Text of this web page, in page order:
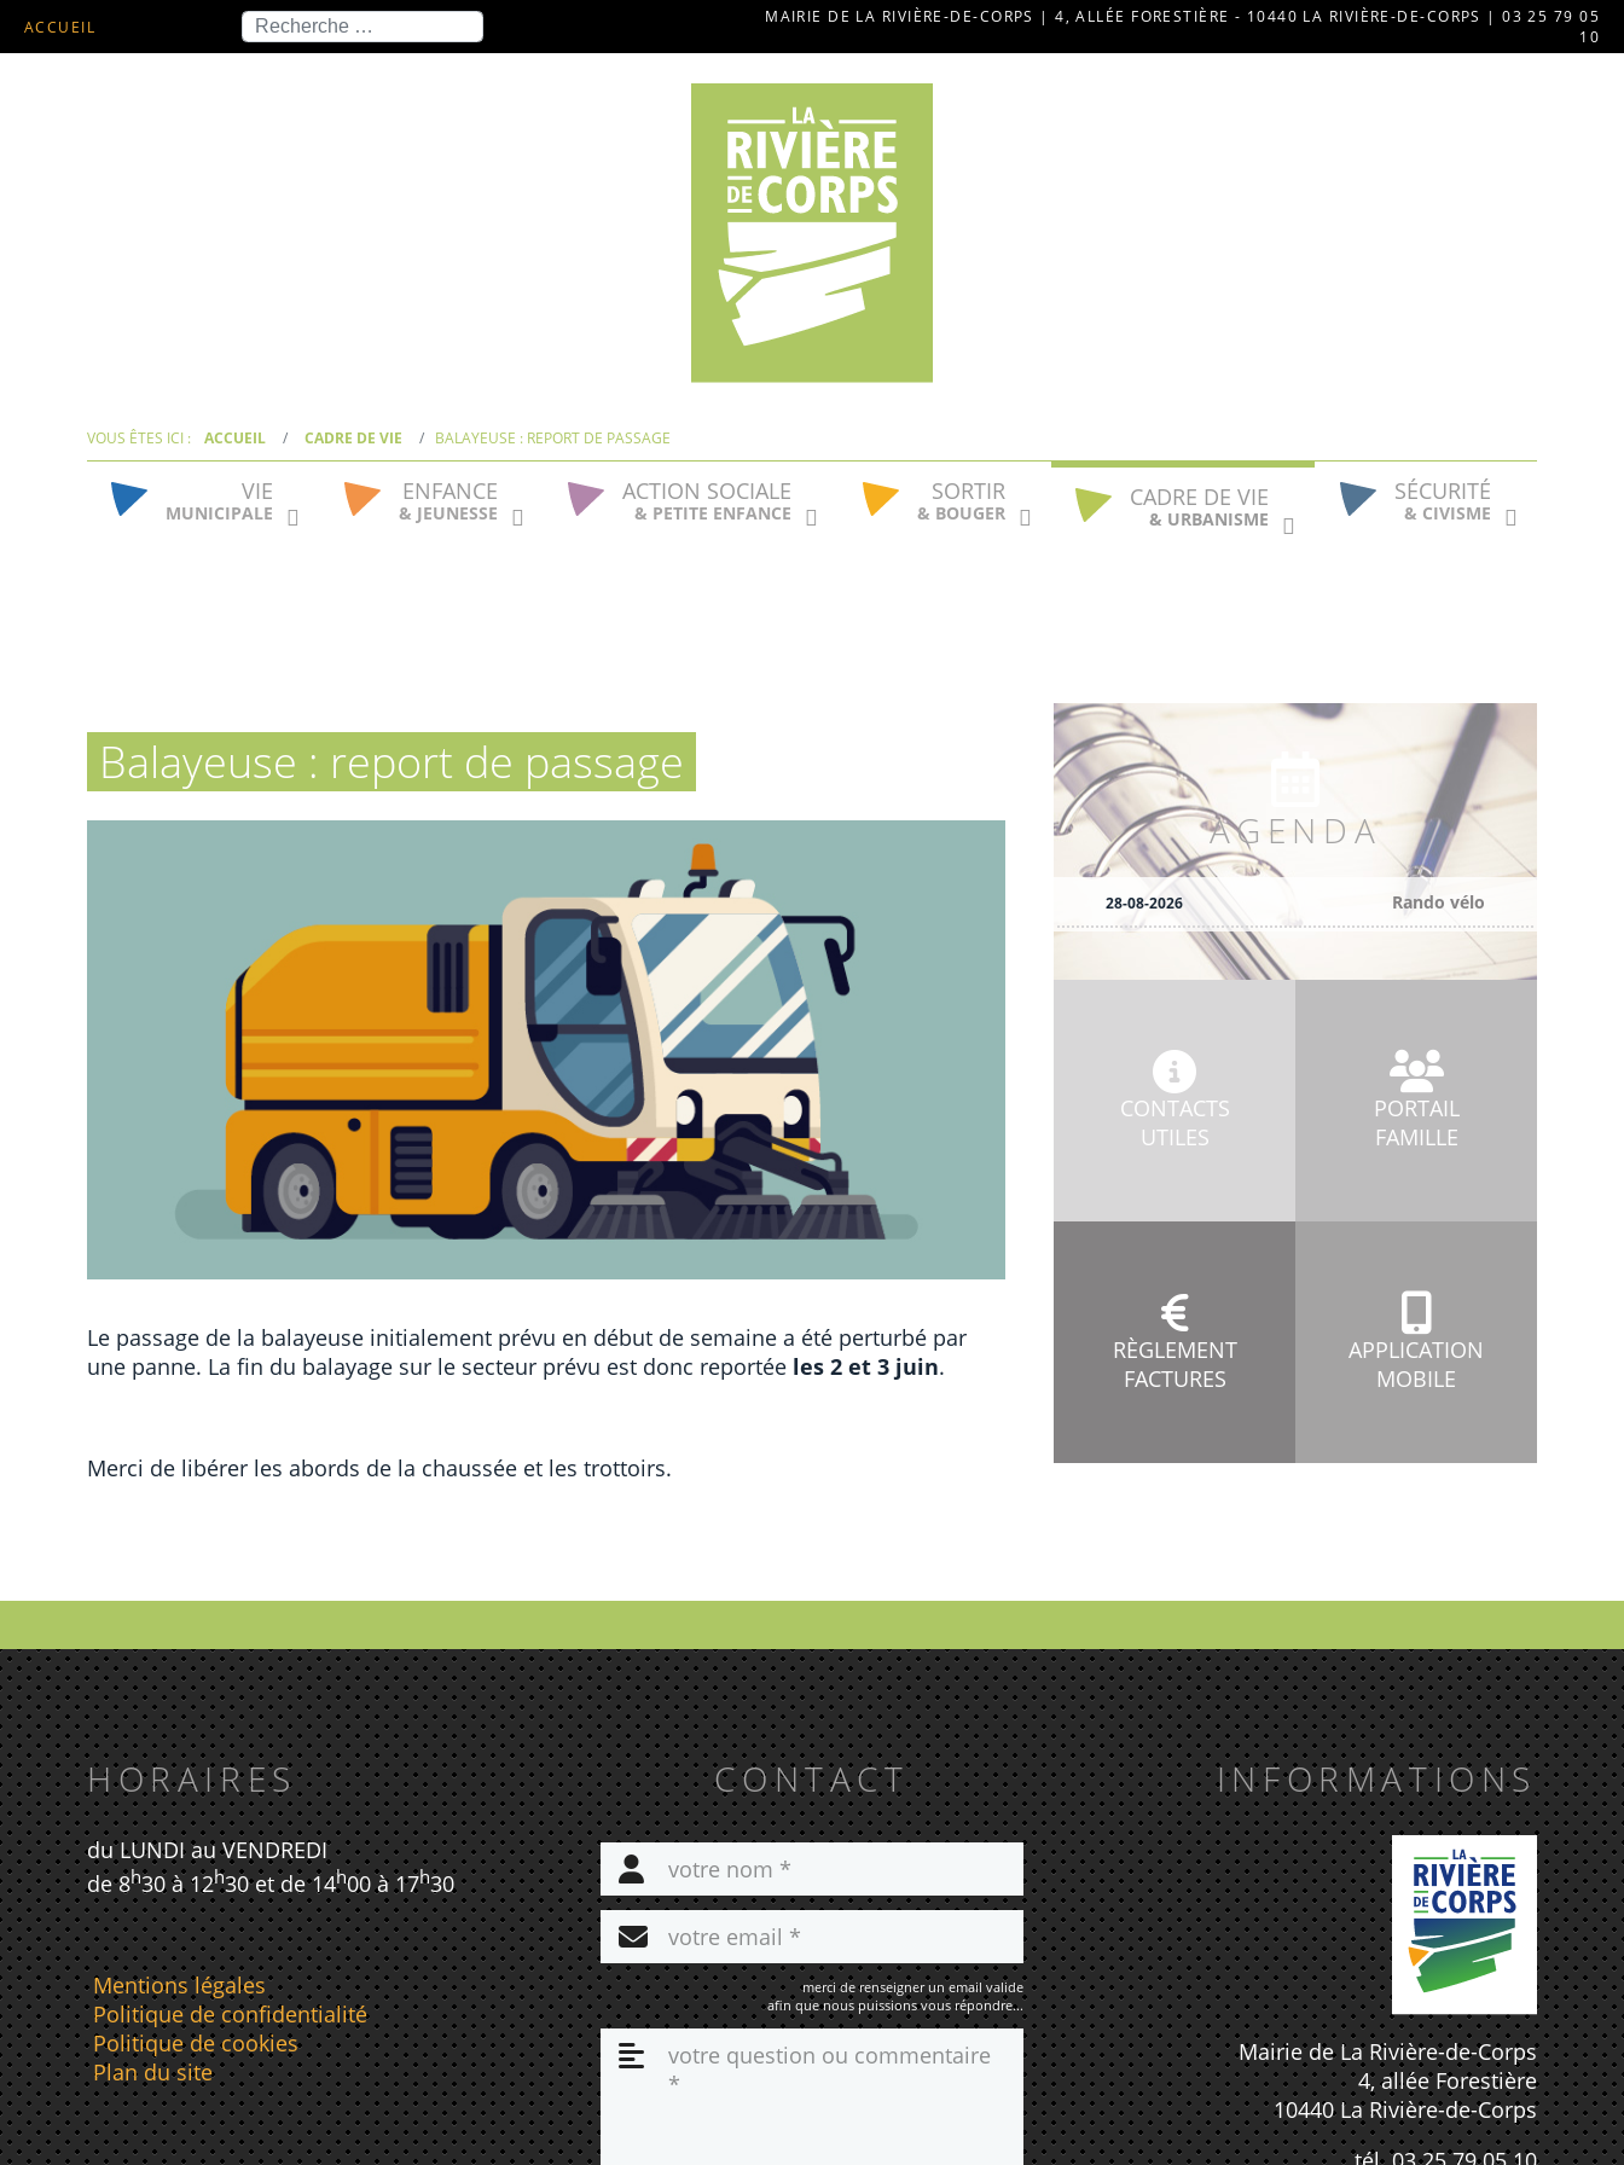
ACCUEIL Recherche
MAIRIE DE LA RIVIÈRE-DE-CORPS | 4, ALLÉE FORESTIÈRE - 10440 LA RIVIÈRE-DE-CORPS | 03 25 79 05
10
VOUS ÊTES ICI : ACCUEIL CADRE DE VIE BALAYEUSE : REPORT DE PASSAGE
VIE
MUNICIPALE
ENFANCE
& JEUNESSE
ACTION SOCIALE
& PETITE ENFANCE
SORTIR
& BOUGER
CADRE DE VIE
& URBANISME
SÉCURITÉ
& CIVISME
Balayeuse : report de passage
Le passage de la balayeuse initialement prévu en début de semaine a été perturbé par
une panne. La fin du balayage sur le secteur prévu est donc reportée les 2 et 3 juin.
Merci de libérer les abords de la chaussée et les trottoirs.
AGENDA
28-08-2026 Rando vélo
CONTACTS
UTILES
PORTAIL
FAMILLE
RÈGLEMENT
FACTURES
APPLICATION
MOBILE
HORAIRES
du LUNDI au VENDREDI
de 8h30 à 12h30 et de 14h00 à 17h30
Mentions légales
Politique de confidentialité
Politique de cookies
Plan du site
CONTACT
merci de renseigner un email valide
afin que nous puissions vous répondre...
INFORMATIONS
Mairie de La Rivière-de-Corps
4, allée Forestière
10440 La Rivière-de-Corps